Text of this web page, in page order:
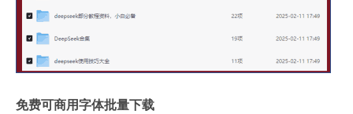
免费可商用字体批量下载